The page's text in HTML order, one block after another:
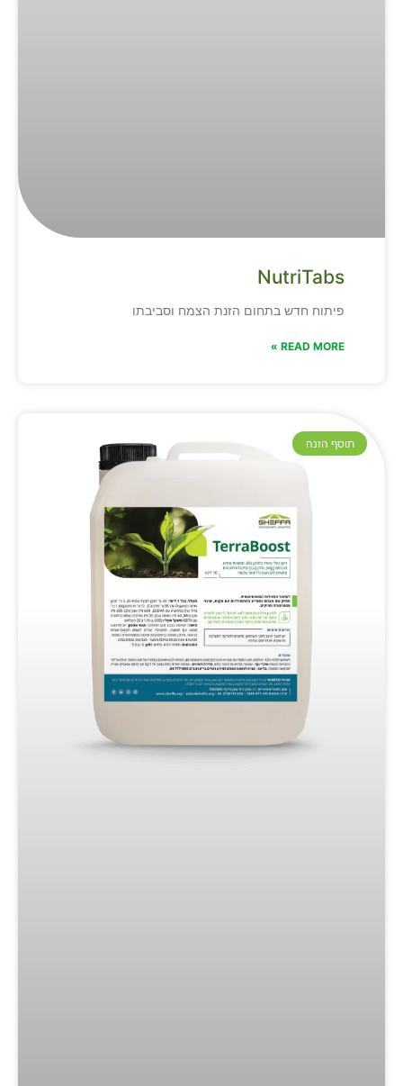
NutriTabs
פיתוח חדש בתחום הזנת הצמח וסביבתו
READ MORE »
תוסף הזנה